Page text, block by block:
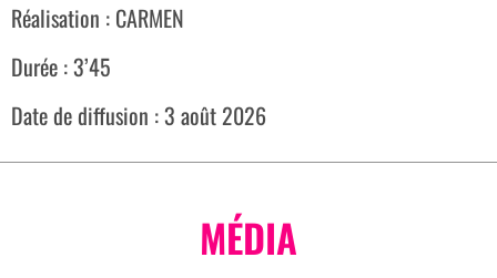
Réalisation : CARMEN
Durée : 3’45
Date de diffusion : 3 août 2026
MÉDIA